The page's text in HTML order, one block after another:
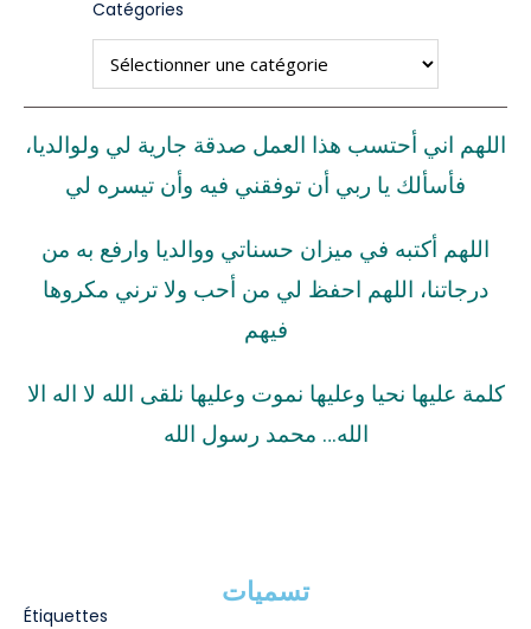
Catégories
اللهم اني أحتسب هذا العمل صدقة جارية لي ولوالديا،
فأسألك يا ربي أن توفقني فيه وأن تيسره لي
اللهم أكتبه في ميزان حسناتي ووالديا وارفع به من
درجاتنا، اللهم احفظ لي من أحب ولا ترني مكروها
فيهم
كلمة عليها نحيا وعليها نموت وعليها نلقى الله لا اله الا
الله… محمد رسول الله
تسميات
Étiquettes